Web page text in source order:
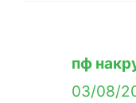
пф
03/08/